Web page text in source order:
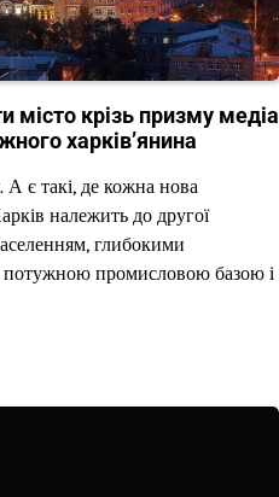
місто крізь призму медіа
харків’янина
А є такі, де кожна нова
належить до другої
глибокими
потужною промисловою базою і